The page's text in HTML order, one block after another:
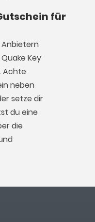
für
Key
Achte
neben
setze dir
du eine
die